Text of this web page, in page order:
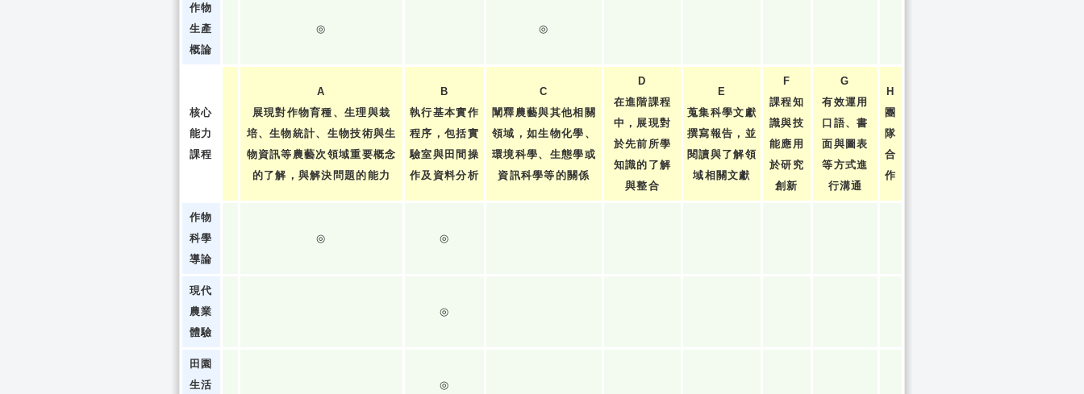
作物
生產
概論
◎ ◎
核心
能力
課程
A
展現對作物育種、生理與栽
培、生物統計、生物技術與生
物資訊等農藝次領域重要概念
的了解，與解決問題的能力
B
執行基本實作
程序，包括實
驗室與田間操
作及資料分析
C
闡釋農藝與其他相關
領域，如生物化學、
環境科學、生態學或
資訊科學等的關係
D
在進階課程
中，展現對
於先前所學
知識的了解
與整合
E
蒐集科學文獻
撰寫報告，並
閱讀與了解領
域相關文獻
F
課程知
識與技
能應用
於研究
創新
G
有效運用
口語、書
面與圖表
等方式進
行溝通
H
團
隊
合
作
作物
科學
導論
◎ ◎
現代
農業
體驗
◎
田園
生活
◎